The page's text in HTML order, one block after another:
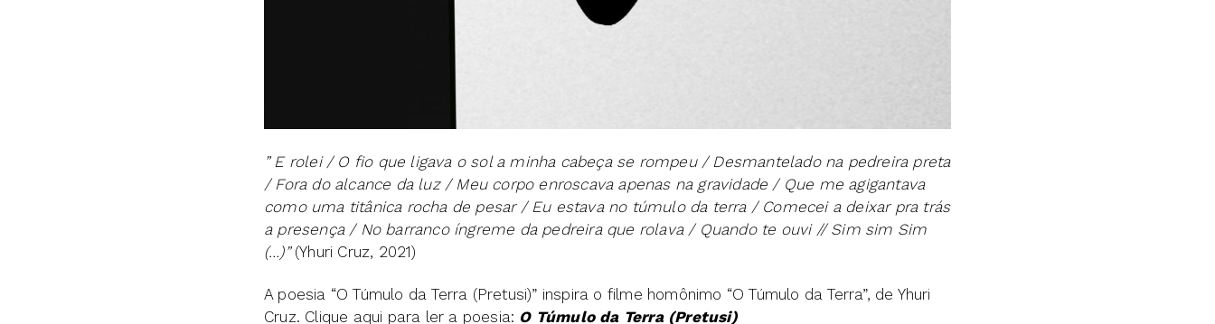
” E rolei / O fio que ligava o sol a minha cabeça se rompeu / Desmantelado na pedreira preta
/ Fora do alcance da luz / Meu corpo enroscava apenas na gravidade / Que me agigantava
como uma titânica rocha de pesar / Eu estava no túmulo da terra / Comecei a deixar pra trás
a presença / No barranco íngreme da pedreira que rolava / Quando te ouvi // Sim sim Sim
(…)”(Yhuri Cruz, 2021)
A poesia “O Túmulo da Terra (Pretusi)” inspira o filme homônimo “O Túmulo da Terra”, de Yhuri
Cruz. Clique aqui para ler a poesia: O Túmulo da Terra (Pretusi)